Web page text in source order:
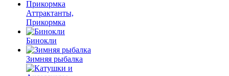
Аттрактанты,
Прикормка
Бинокли
Зимняя рыбалка